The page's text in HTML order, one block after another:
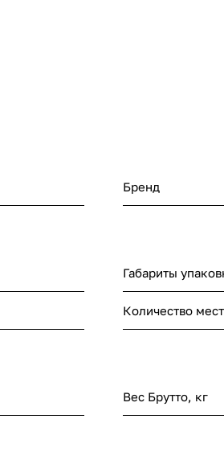
Бренд
Габариты
Количество мест
Вес Брутто, кг